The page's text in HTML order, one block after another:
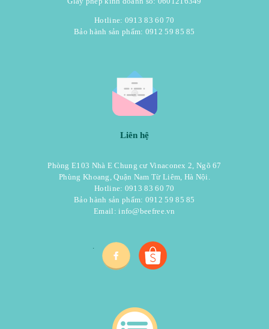
Hotline: 0913 83 60 70
Bảo hành sản phẩm: 0912 59 85 85
Liên hệ
Phòng E103 Nhà E Chung cư Vinaconex 2, Ngõ 67
Phùng Khoang, Quận Nam Từ Liêm, Hà Nội.
Hotline: 0913 83 60 70
Bảo hành sản phẩm: 0912 59 85 85
Email:info@beefree.vn
.